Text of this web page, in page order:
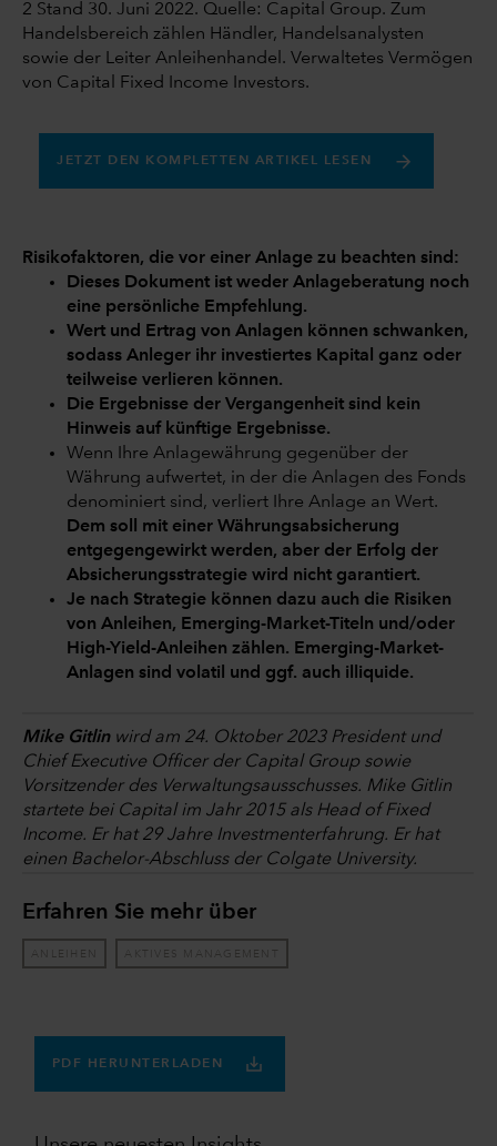
2 Stand 30. Juni 2022. Quelle: Capital Group. Zum
Handelsbereich zählen Händler, Handelsanalysten
sowie der Leiter Anleihenhandel. Verwaltetes Vermögen
von Capital Fixed Income Investors.
JETZT DEN KOMPLETTEN ARTIKEL LESEN
Risikofaktoren, die vor einer Anlage zu beachten sind:
Dieses Dokument ist weder Anlageberatung noch
eine persönliche Empfehlung.
Wert und Ertrag von Anlagen können schwanken,
sodass Anleger ihr investiertes Kapital ganz oder
teilweise verlieren können.
Die Ergebnisse der Vergangenheit sind kein
Hinweis auf künftige Ergebnisse.
Wenn Ihre Anlagewährung gegenüber der
Währung aufwertet, in der die Anlagen des Fonds
denominiert sind, verliert Ihre Anlage an Wert.
Dem soll mit einer Währungsabsicherung
entgegengewirkt werden, aber der Erfolg der
Absicherungsstrategie wird nicht garantiert.
Je nach Strategie können dazu auch die Risiken
von Anleihen, Emerging-Market-Titeln und/oder
High-Yield-Anleihen zählen. Emerging-Market-
Anlagen sind volatil und ggf. auch illiquide.
Mike Gitlinwird am 24. Oktober 2023 President und
Chief Executive Officer der Capital Group sowie
Vorsitzender des Verwaltungsausschusses. Mike Gitlin
startete bei Capital im Jahr 2015 als Head of Fixed
Income. Er hat 29 Jahre Investmenterfahrung. Er hat
einen Bachelor-Abschluss der Colgate University.
Erfahren Sie mehr über
ANLEIHEN AKTIVES MANAGEMENT
PDF HERUNTERLADEN